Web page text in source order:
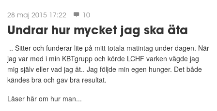
28 maj 2015 17:22 10
Undrar hur mycket jag ska äta
.. Sitter och funderar lite på mitt totala matintag under dagen. När
jag var med i min KBTgrupp och körde LCHF varken vägde jag
mig själv eller vad jag åt.. Jag följde min egen hunger. Det både
kändes bra och gav bra resultat.
Läser här om hur man...